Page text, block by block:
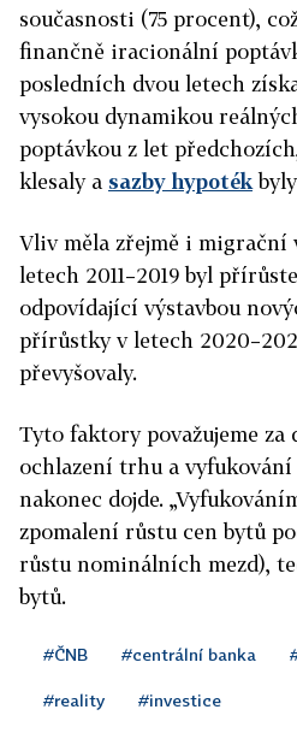
současnosti (75 procent),
finančně iracionální
posledních dvou letech
vysokou dynamikou
poptávkou z let
klesaly a sazby hypoték
Vliv měla zřejmě i migrační
letech 2011–2019 byl
odpovídající výstavbou
přírůstky v letech
převyšovaly.
Tyto faktory považujeme za
ochlazení trhu a vyfukování
nakonec dojde.
zpomalení růstu cen bytů
růstu nominálních mezd),
bytů.
#ČNB #centrální banka
#reality #investice